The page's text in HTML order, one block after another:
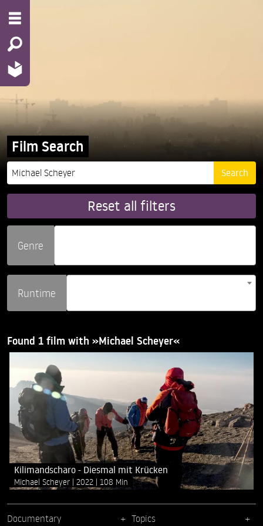
Film Search
Reset all filters
Genre
Runtime
Found 1 film with »Michael Scheyer«
Kilimandscharo - Diesmal mit Krücken
Michael Scheyer 2022 108 Min
Documentary Topics